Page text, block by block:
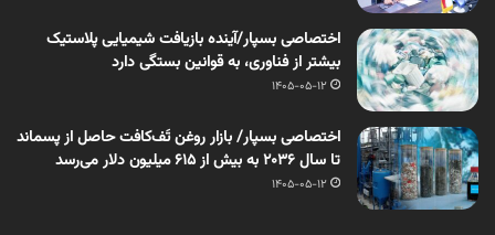
اختصاصی بسپار/آینده بازیافت شیمیایی پلاستیک
بیشتر از فناوری، به قوانین بستگی دارد
1405-05-12
اختصاصی بسپار/ بازار روغن تَف‌کافت حاصل از پسماند
تا سال ۲۰۳۶ به بیش از ۶۱۵ میلیون دلار می‌رسد
1405-05-12